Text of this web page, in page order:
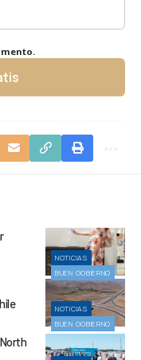
NOTICIAS
BUEN GOBIERNO
NOTICIAS
BUEN GOBIERNO